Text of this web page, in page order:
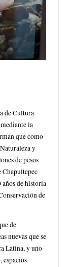
de Cultura
la
que como
y
de pesos
de historia
de
de
nuevas que se
Latina, y uno
espacios